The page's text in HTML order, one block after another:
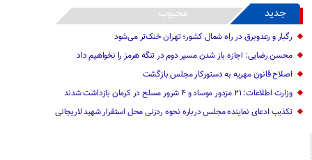
جدید محبوب
رگبار و رعدوبرق در راه شمال کشور؛ تهران خنک‌تر می‌شود
محسن رضایی: اجازه باز شدن مسیر دوم در تنگه هرمز را نخواهیم داد
اصلاح قانون مهریه به دستورکار مجلس بازگشت
وزارت اطلاعات: ۲۱ مزدور موساد و ۴ شرور مسلح در کرمان بازداشت شدند
تکذیب ادعای نماینده مجلس درباره نحوه ردزنی محل استقرار شهید لاریجانی